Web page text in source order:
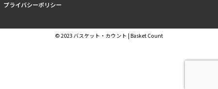
プライバシーポリシー
© 2023 バスケット・カウント | Basket Count